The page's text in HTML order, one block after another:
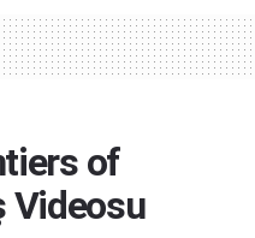
of
Videosu